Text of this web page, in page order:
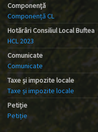
Componență
Componență CL
Hotărâri Consiliul Local Buftea
HCL 2023
Comunicate
Comunicate
Taxe și impozite locale
Taxe și impozite locale
Petiție
Petiție